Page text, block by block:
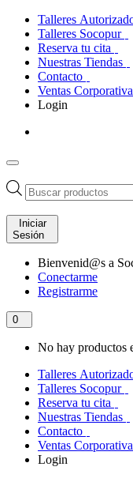
Talleres
Talleres Socopur
Reserva tu cita
Nuestras Tiendas
Contacto
Ventas
Login
Búsqueda
de
productos
Iniciar
Sesión
Bienvenid@s a
Conectarme
Registrarme
0
No hay productos
Talleres
Talleres Socopur
Reserva tu cita
Nuestras Tiendas
Contacto
Ventas
Login